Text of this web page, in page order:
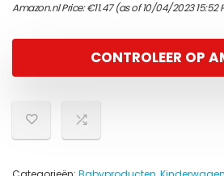
Amazon.nl Price:€11.47(as of 10/04/2023 15:52
CONTROLEER OP